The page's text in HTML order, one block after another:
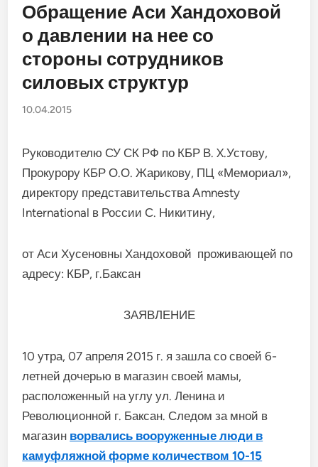
Обращение Аси Хандоховой
о давлении на нее со
стороны сотрудников
силовых структур
10.04.2015
Руководителю СУ СК РФ по КБР В. X.Устову,
Прокурору КБР О.О. Жарикову, ПЦ «Мемориал»,
директору представительства Amnesty
International в России С. Никитину,
от Аси Хусеновны Хандоховой проживающей по
адресу: КБР, г.Баксан
ЗАЯВЛЕНИЕ
10 утра, 07 апреля 2015 г. я зашла со своей 6-
летней дочерью в магазин своей мамы,
расположенный на углу ул. Ленина и
Революционной г. Баксан. Следом за мной в
магазин ворвались вооруженные люди в
камуфляжной форме количеством 10-15